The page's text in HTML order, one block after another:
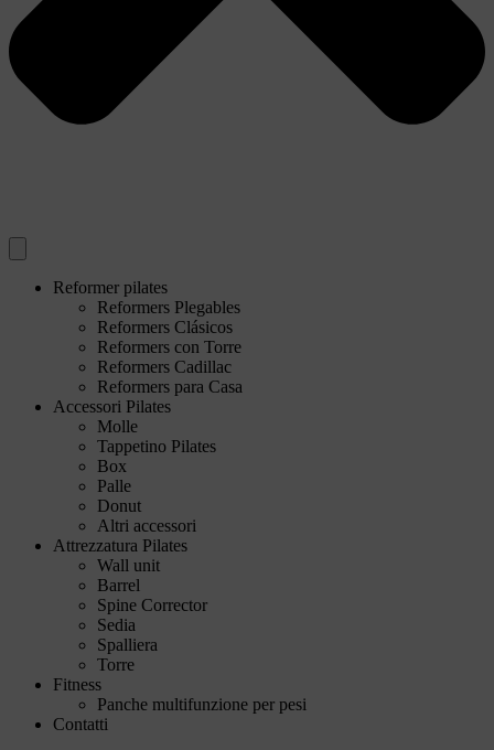
Reformer pilates
Reformers Plegables
Reformers Clásicos
Reformers con Torre
Reformers Cadillac
Reformers para Casa
Accessori Pilates
Molle
Tappetino Pilates
Box
Palle
Donut
Altri accessori
Attrezzatura Pilates
Wall unit
Barrel
Spine Corrector
Sedia
Spalliera
Torre
Fitness
Panche multifunzione per pesi
Contatti